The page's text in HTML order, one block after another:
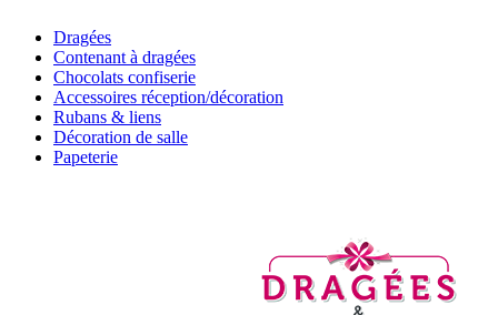
Dragées
Contenant à dragées
Chocolats confiserie
Accessoires réception/décoration
Rubans & liens
Décoration de salle
Papeterie